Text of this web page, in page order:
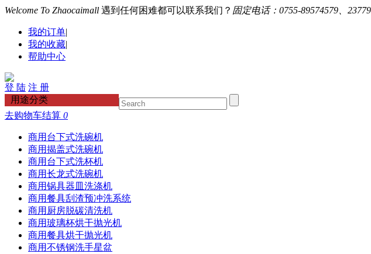
Welcome To Zhaocaimall 遇到任何困难都可以联系我们？ 固定电话：0755-89574579、
我的订单|
我的收藏|
帮助中心
登 陆 注 册
用途分类
去购物车结算 0
商用台下式洗碗机
商用揭盖式洗碗机
商用台下式洗杯机
商用长龙式洗碗机
商用锅具器皿洗涤机
商用餐具刮渣预冲洗系统
商用厨房脱碳清洗机
商用玻璃杯烘干抛光机
商用餐具烘干抛光机
商用不锈钢洗手星盆